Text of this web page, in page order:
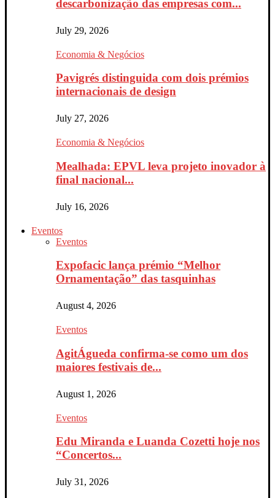
descarbonização das empresas com...
July 29, 2026
Economia & Negócios
Pavigrés distinguida com dois prémios
internacionais de design
July 27, 2026
Economia & Negócios
Mealhada: EPVL leva projeto inovador à
final nacional...
July 16, 2026
Eventos
Eventos
Expofacic lança prémio “Melhor
Ornamentação” das tasquinhas
August 4, 2026
Eventos
AgitÁgueda confirma-se como um dos
maiores festivais de...
August 1, 2026
Eventos
Edu Miranda e Luanda Cozetti hoje nos
“Concertos...
July 31, 2026